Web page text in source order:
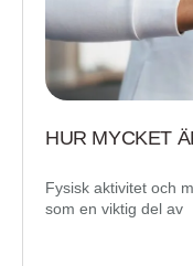
HUR MYCKET
Fysisk aktivitet och
som en viktig del av